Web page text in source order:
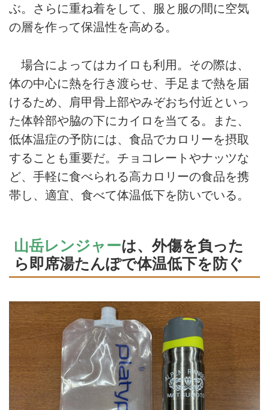
ぶ。さらに重ね着をして、服と服の間に空気
の層を作って保温性を高める。
場合によってはカイロも利用。その際は、
体の中心に熱を行き渡らせ、手足まで熱を届
けるため、肩甲骨上部やみぞおち付近といっ
た体幹部や脇の下にカイロを当てる。また、
低体温症の予防には、食品でカロリーを摂取
することも重要だ。チョコレートやナッツな
ど、手軽に食べられる高カロリーの食品を携
帯し、適宜、食べて体温低下を防いでいる。
山岳レンジャーは、外傷を負った
ら即席湯たんぽで体温低下を防ぐ